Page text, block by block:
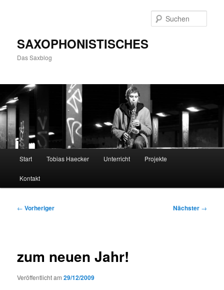
SAXOPHONISTISCHES
Das Saxblog
Start Tobias Haecker Unterricht Projekte
Kontakt
Beitragsnavigation
← Vorheriger Nächster →
zum neuen Jahr!
Veröffentlicht am29/12/2009